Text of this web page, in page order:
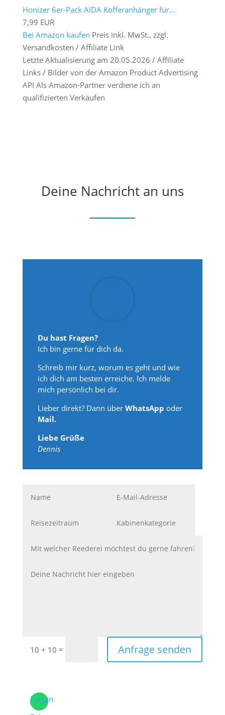
Honizer 6er-Pack AIDA Kofferanhänger für...
7,99 EUR
Bei Amazon kaufen Preis inkl. MwSt., zzgl.
Versandkosten / Affiliate Link
Letzte Aktualisierung am 20.05.2026 / Affiliate
Links / Bilder von der Amazon Product Advertising
API Als Amazon-Partner verdiene ich an
qualifizierten Verkäufen
Deine Nachricht an uns
Du hast Fragen?
Ich bin gerne für dich da.
Schreib mir kurz, worum es geht und wie
ich dich am besten erreiche. Ich melde
mich persönlich bei dir.
Lieber direkt? Dann überWhatsApp oder
Mail.
Liebe Grüße
Dennis
10 + 10 = Anfrage senden
Folgen